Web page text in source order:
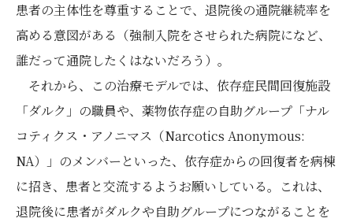
患者の主体性を尊重することで、退院後の通院継続率を
高める意図がある（強制入院をさせられた病院になど、
誰だって通院したくはないだろう）。
それから、この治療モデルでは、依存症民間回復施設
「ダルク」の職員や、薬物依存症の自助グループ「ナル
コティクス・アノニマス（Narcotics Anonymous:
NA）」のメンバーといった、依存症からの回復者を病棟
に招き、患者と交流するようお願いしている。これは、
退院後に患者がダルクや自助グループにつながることを